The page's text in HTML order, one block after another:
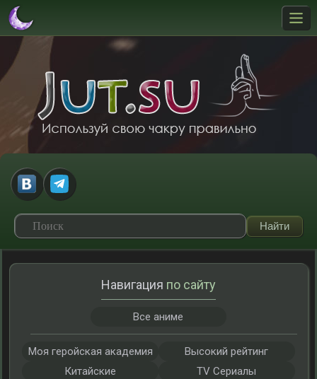
Навигация по сайту
Все аниме
Моя геройская академия
Высокий рейтинг
Китайские
TV Сериалы